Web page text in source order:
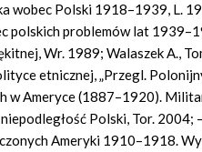
wobec Polski 1918–1939, L.
polskich problemów lat
Wr. 1989; Walaszek A.,
etnicznej, „Przegl.
w Ameryce (1887–1920).
Polski, Tor. 2004;
Ameryki 1910–1918.